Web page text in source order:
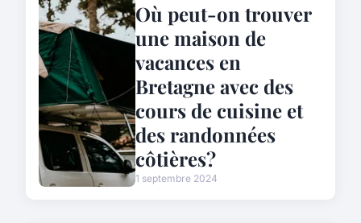
Où peut-on trouver
une maison de
vacances en
Bretagne avec des
cours de cuisine et
des randonnées
côtières?
1 septembre 2024